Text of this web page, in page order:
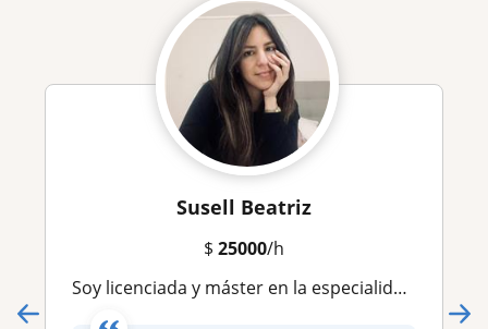
Susell Beatriz
$ 25000/h
Soy licenciada y máster en la especialidad de interpretación musical, piano. En mis clases aprenderás teoría, repertorio, técnica, musicalidad y desenvolvimiento musical